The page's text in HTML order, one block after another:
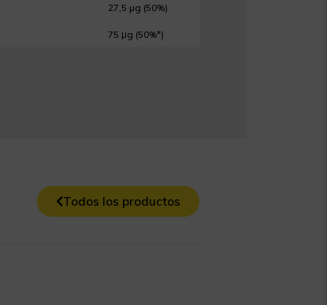
27,5 µg (50%)
75 μg (50%*)
Todos los productos